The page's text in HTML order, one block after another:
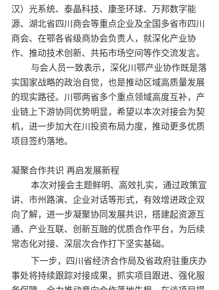
汉）光系统、泰晶科技、康圣环球、万邦数字能
源、湖北省四川商会等重点企业及全国多省市四川
商会、在鄂各省级商协会负责人，就深化产业协
作、推动技术创新、共拓市场空间等作交流发言。
与会人员一致表示，深化川鄂产业协作既是落
实国家战略的政治自觉，也是推动区域高质量发展
的现实路径。川鄂两省多个重点领域高度互补，产
业链上下游协同优势明显，希望以本次对接会为契
机，进一步加大在川投资布局力度，推动更多优质
项目签约落地。
凝聚合作共识 再启发展新程
本次对接会主题鲜明、高效扎实，通过政策宣
讲、市州路演、企业对话等形式，有效增进政企双
向了解，进一步凝聚协同发展共识，搭建起资源互
通、产业互联、创新互融的优质合作平台，为后续
常态化对接、深层次合作打下坚实基础。
下一步，四川省经济合作局及省政府驻重庆办
事处将持续跟踪对接成果，抓实项目跟进、强化服